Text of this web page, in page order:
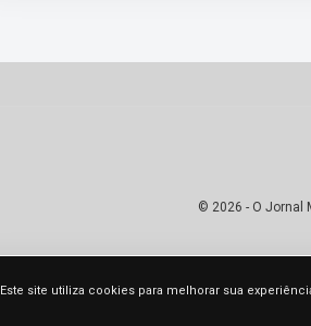
© 2026 - O Jornal
Este site utiliza cookies para melhorar sua